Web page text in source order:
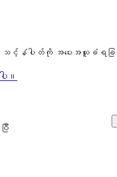
သင့်နံပါတ်ကို အပေးအယူခံရခြင်
ါ။
ြီ